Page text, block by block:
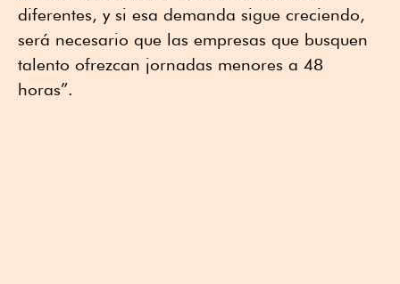
diferentes, y si esa demanda sigue creciendo,
será necesario que las empresas que busquen
talento ofrezcan jornadas menores a 48
horas”.